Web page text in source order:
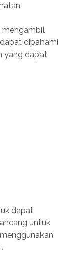
mengambil
dipahami
yang dapat
dapat
untuk